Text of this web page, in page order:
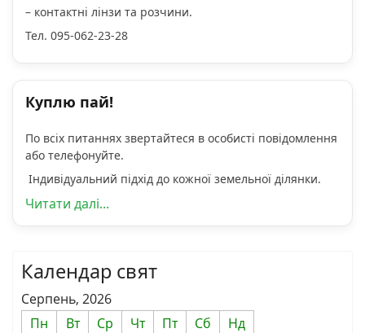
– контактні лінзи та розчини.
Тел. 095-062-23-28
Куплю пай!
По всіх питаннях звертайтеся в особисті повідомлення
або телефонуйте.
Індивідуальний підхід до кожної земельної ділянки.
Читати далі...
Календар свят
Серпень, 2026
Пн
Вт Ср Чт Пт Сб
Нд